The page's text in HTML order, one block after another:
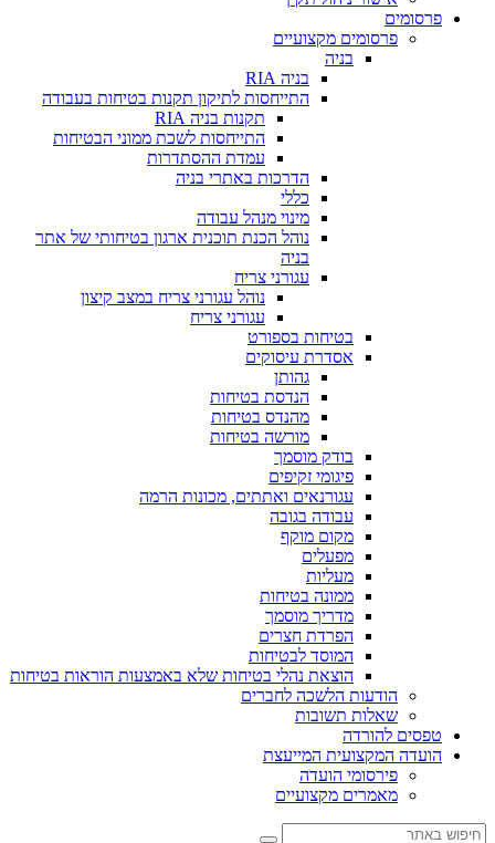
פרסומים
פרסומים מקצועיים
בניה
בניה RIA
התייחסות לתיקון תקנות בטיחות בעבודה
תקנות בניה RIA
התייחסות לשכת ממוני הבטיחות
עמדת ההסתדרות
הדרכות באתרי בניה
כללי
מינוי מנהל עבודה
נוהל הכנת תוכנית ארגון בטיחותי של אתר
בניה
עגורני צריח
נוהל עגורני צריח במצב קיצון
עגורני צריח
בטיחות בספורט
אסדרת עיסוקים
גהותן
הנדסת בטיחות
מהנדס בטיחות
מורשה בטיחות
בודק מוסמך
פיגומי זקיפים
עגורנאים ואתתים, מכונות הרמה
עבודה בגובה
מקום מוקף
מפעלים
מעליות
ממונה בטיחות
מדריך מוסמך
הפרדת חצרים
המוסד לבטיחות
הוצאת נהלי בטיחות שלא באמצעות הוראות בטיחות
הודעות הלשכה לחברים
שאלות תשובות
טפסים להורדה
הועדה המקצועית המייעצת
פירסומי הועדה
מאמרים מקצועיים